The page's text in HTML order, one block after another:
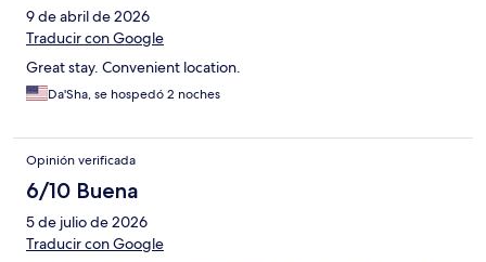
9 de abril de 2026
Traducir con Google
Great stay. Convenient location.
Da'Sha, se hospedó 2 noches
Opinión verificada
6/10 Buena
5 de julio de 2026
Traducir con Google